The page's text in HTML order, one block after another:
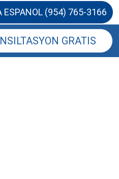
ESPANOL (954) 765-3166
GRATIS